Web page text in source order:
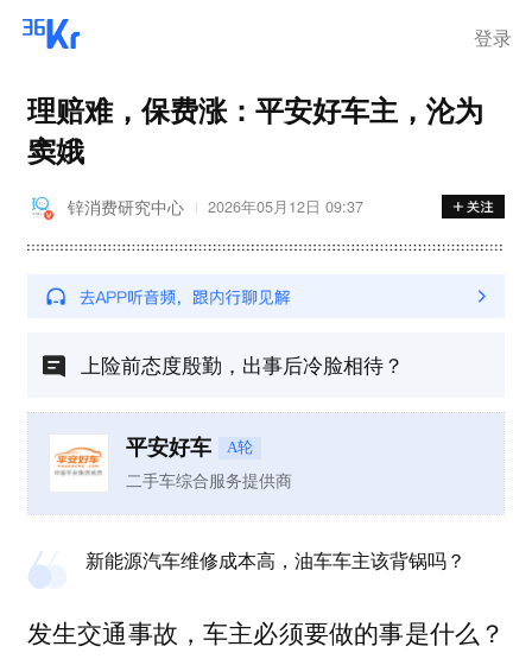
登录
理赔难，保费涨：平安好车主，沦为
窦娥
锌消费研究中心 2026年05月12日 09:37
上险前态度殷勤，出事后冷脸相待？
平安好车 A轮
二手车综合服务提供商
新能源汽车维修成本高，油车车主该背锅吗？
发生交通事故，车主必须要做的事是什么？